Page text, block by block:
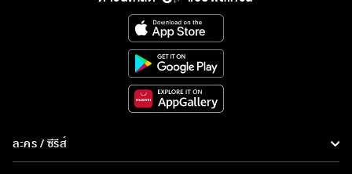
ละคร / ซีรีส์